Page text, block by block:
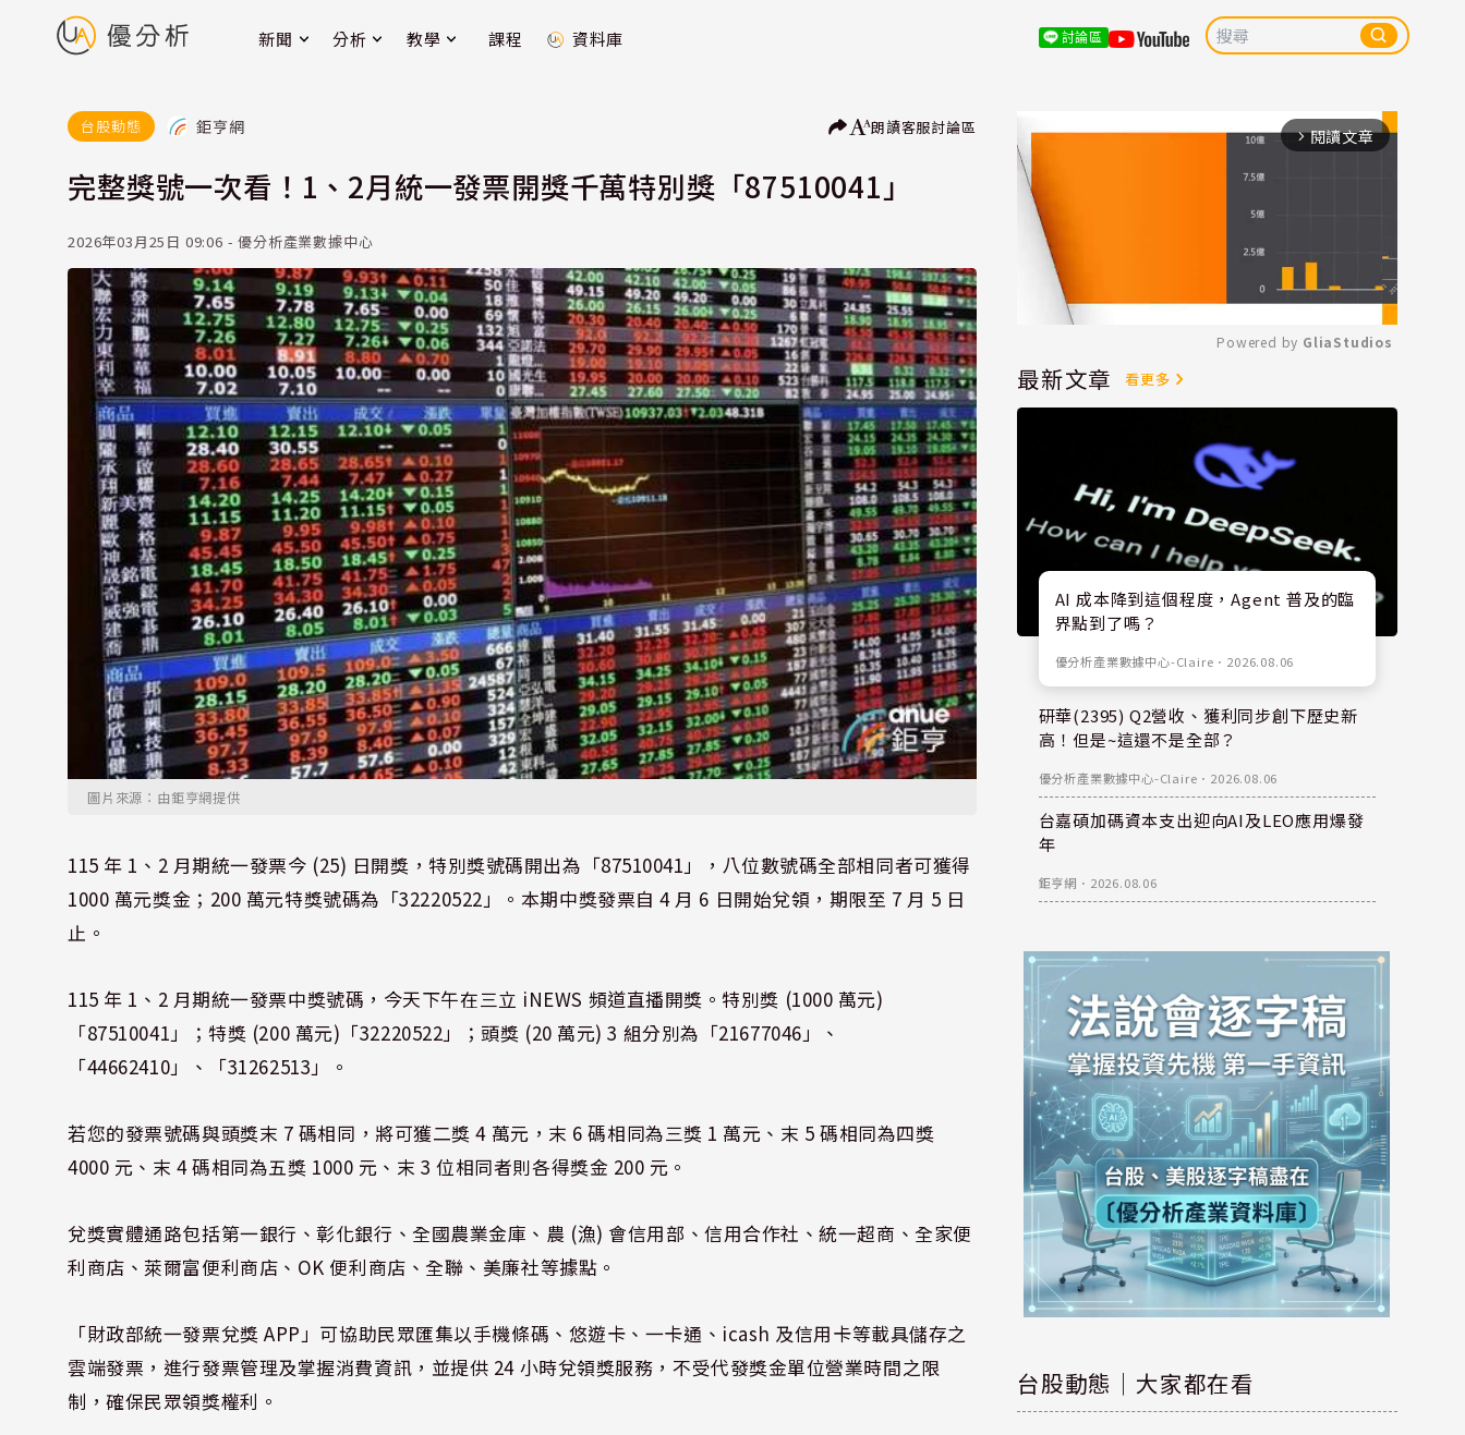
新聞 分析 教學 課程 資料庫 討論區
台股動態 鉅亨網 朗讀客服討論區
完整獎號一次看！1、2月統一發票開獎千萬特別獎「87510041」
2026年03月25日 09:06 - 優分析產業數據中心
圖片來源：由鉅亨網提供
115 年 1、2 月期統一發票今 (25) 日開獎，特別獎號碼開出為「87510041」，八位數號碼全部相同者可獲得
1000 萬元獎金；200 萬元特獎號碼為「32220522」。本期中獎發票自 4 月 6 日開始兌領，期限至 7 月 5 日
止。
115 年 1、2 月期統一發票中獎號碼，今天下午在三立 iNEWS 頻道直播開獎。特別獎 (1000 萬元)
「87510041」；特獎 (200 萬元)「32220522」；頭獎 (20 萬元) 3 組分別為「21677046」、
「44662410」、「31262513」。
若您的發票號碼與頭獎末 7 碼相同，將可獲二獎 4 萬元，末 6 碼相同為三獎 1 萬元、末 5 碼相同為四獎
4000 元、末 4 碼相同為五獎 1000 元、末 3 位相同者則各得獎金 200 元。
兌獎實體通路包括第一銀行、彰化銀行、全國農業金庫、農 (漁) 會信用部、信用合作社、統一超商、全家便
利商店、萊爾富便利商店、OK 便利商店、全聯、美廉社等據點。
「財政部統一發票兌獎 APP」可協助民眾匯集以手機條碼、悠遊卡、一卡通、icash 及信用卡等載具儲存之
雲端發票，進行發票管理及掌握消費資訊，並提供 24 小時兌領獎服務，不受代發獎金單位營業時間之限
制，確保民眾領獎權利。
arrow_forward_ios 閱讀文章
Mute
Powered by GliaStudios
最新文章 看更多
AI 成本降到這個程度，Agent 普及的臨
界點到了嗎？
優分析產業數據中心-Claire ． 2026.08.06
研華(2395) Q2營收、獲利同步創下歷史新
高！但是~這還不是全部？
優分析產業數據中心-Claire ． 2026.08.06
台嘉碩加碼資本支出迎向AI及LEO應用爆發
年
鉅亨網 ． 2026.08.06
台股動態｜大家都在看